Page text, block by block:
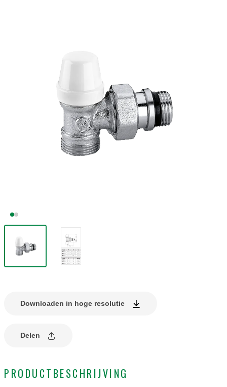
Downloaden in hoge resolutie
Delen
PRODUCTBESCHRIJVING